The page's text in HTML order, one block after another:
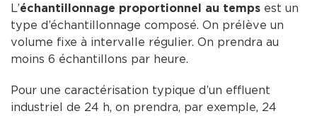
L’échantillonnage proportionnel au temps est un
type d’échantillonnage composé. On prélève un
volume fixe à intervalle régulier. On prendra au
moins 6 échantillons par heure.
Pour une caractérisation typique d’un effluent
industriel de 24 h, on prendra, par exemple, 24